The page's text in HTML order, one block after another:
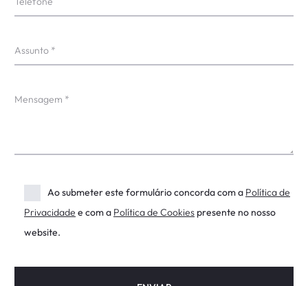
Ao submeter este formulário concorda com a Política de
Privacidade e com a Política de Cookies presente no nosso
website.